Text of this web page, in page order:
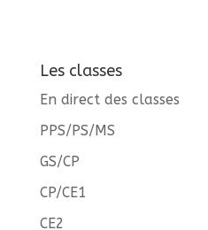
Les classes
En direct des classes
PPS/PS/MS
GS/CP
CP/CE1
CE2